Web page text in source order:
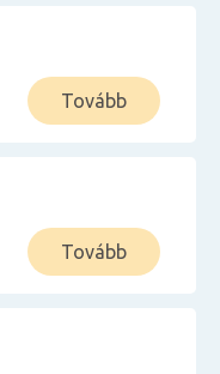
Tovább
Tovább